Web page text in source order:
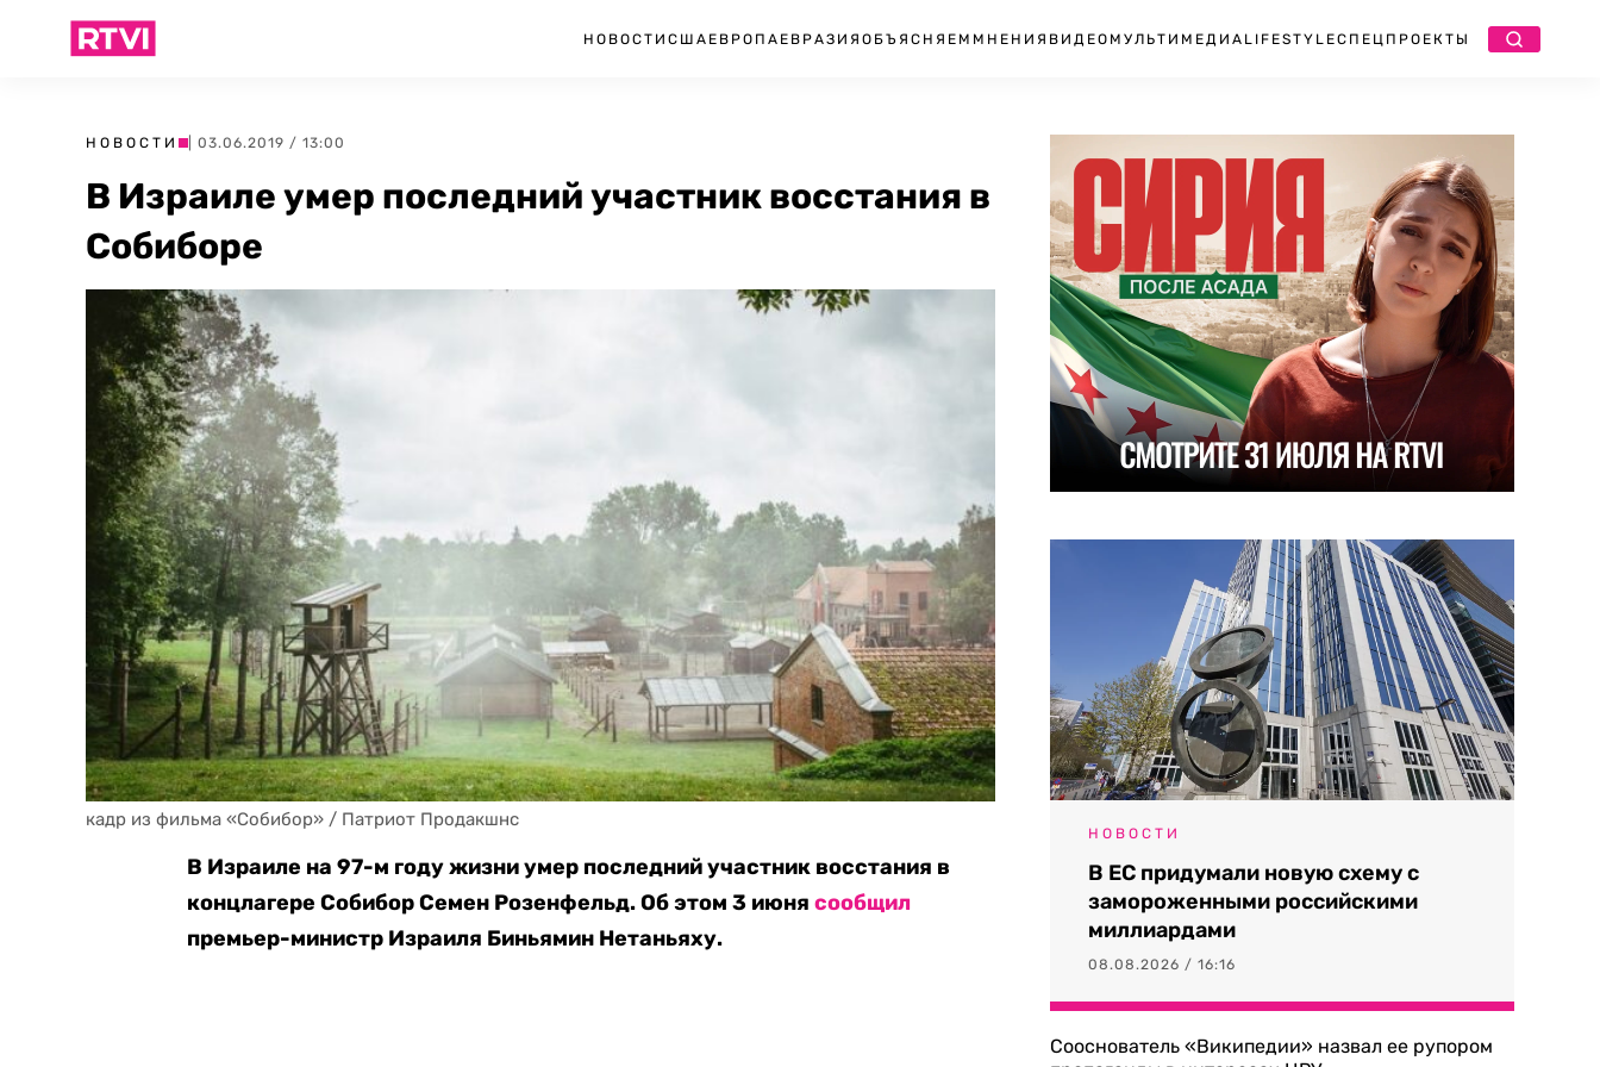
НОВОСТИ США ЕВРОПА ЕВРАЗИЯ ОБЪЯСНЯЕМ МНЕНИЯ ВИДЕО МУЛЬТИМЕДИА LIFESTYLEСПЕЦПРОЕКТЫ
НОВОСТИ | 03.06.2019 / 13:00
В Израиле умер последний участник восстания в
Собиборе
кадр из фильма «Собибор» / Патриот Продакшнс
В Израиле на 97-м году жизни умер последний участник восстания в
концлагере Собибор Семен Розенфельд. Об этом 3 июнясообщил
премьер-министр Израиля Биньямин Нетаньяху.
НОВОСТИ
В ЕС придумали новую схему с
замороженными российскими
миллиардами
08.08.2026 / 16:16
Сооснователь «Википедии» назвал ее рупором